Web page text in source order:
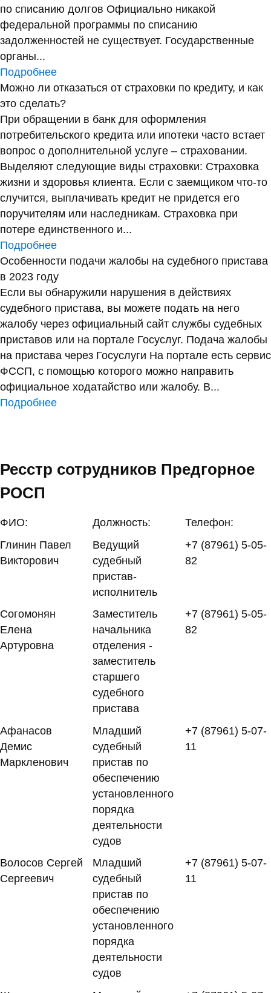
по списанию долгов Официально никакой
федеральной программы по списанию
задолженностей не существует. Государственные
органы...
Подробнее
Можно ли отказаться от страховки по кредиту, и как
это сделать?
При обращении в банк для оформления
потребительского кредита или ипотеки часто встает
вопрос о дополнительной услуге – страховании.
Выделяют следующие виды страховки: Страховка
жизни и здоровья клиента. Если с заемщиком что-то
случится, выплачивать кредит не придется его
поручителям или наследникам. Страховка при
потере единственного и...
Подробнее
Особенности подачи жалобы на судебного пристава
в 2023 году
Если вы обнаружили нарушения в действиях
судебного пристава, вы можете подать на него
жалобу через официальный сайт службы судебных
приставов или на портале Госуслуг. Подача жалобы
на пристава через Госуслуги На портале есть сервис
ФССП, с помощью которого можно направить
официальное ходатайство или жалобу. В...
Подробнее
Ресстр сотрудников Предгорное
РОСП
ФИО: Должность:
Телефон:
Глинин Павел
Викторович
Ведущий
судебный
пристав-
исполнитель
+7 (87961) 5-05-
82
Согомонян
Елена
Артуровна
Заместитель
начальника
отделения -
заместитель
старшего
судебного
пристава
+7 (87961) 5-05-
82
Афанасов
Демис
Маркленович
Младший
судебный
пристав по
обеспечению
установленного
порядка
деятельности
судов
+7 (87961) 5-07-
11
Волосов Сергей
Сергеевич
Младший
судебный
пристав по
обеспечению
установленного
порядка
деятельности
судов
+7 (87961) 5-07-
11